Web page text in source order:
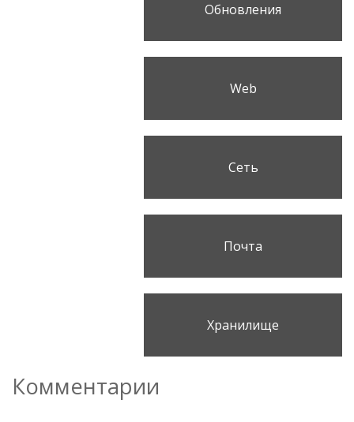
Обновления
Web
Сеть
Почта
Хранилище
Комментарии